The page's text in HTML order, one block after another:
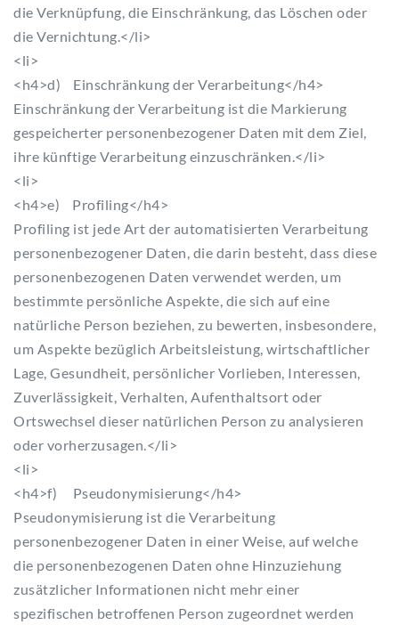
die Verknüpfung, die Einschränkung, das Löschen oder
die Vernichtung.</li>
<li>
<h4>d) Einschränkung der Verarbeitung</h4>
Einschränkung der Verarbeitung ist die Markierung
gespeicherter personenbezogener Daten mit dem Ziel,
ihre künftige Verarbeitung einzuschränken.</li>
<li>
<h4>e) Profiling</h4>
Profiling ist jede Art der automatisierten Verarbeitung
personenbezogener Daten, die darin besteht, dass diese
personenbezogenen Daten verwendet werden, um
bestimmte persönliche Aspekte, die sich auf eine
natürliche Person beziehen, zu bewerten, insbesondere,
um Aspekte bezüglich Arbeitsleistung, wirtschaftlicher
Lage, Gesundheit, persönlicher Vorlieben, Interessen,
Zuverlässigkeit, Verhalten, Aufenthaltsort oder
Ortswechsel dieser natürlichen Person zu analysieren
oder vorherzusagen.</li>
<li>
<h4>f) Pseudonymisierung</h4>
Pseudonymisierung ist die Verarbeitung
personenbezogener Daten in einer Weise, auf welche
die personenbezogenen Daten ohne Hinzuziehung
zusätzlicher Informationen nicht mehr einer
spezifischen betroffenen Person zugeordnet werden